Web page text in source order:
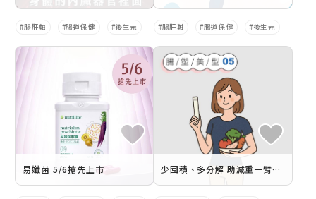
腸肝軸 腸道保健 後生元 腸肝軸 腸道保健 後生元
易孅菌 5/6搶先上市 少囤積、多分解 助減重一臂之力